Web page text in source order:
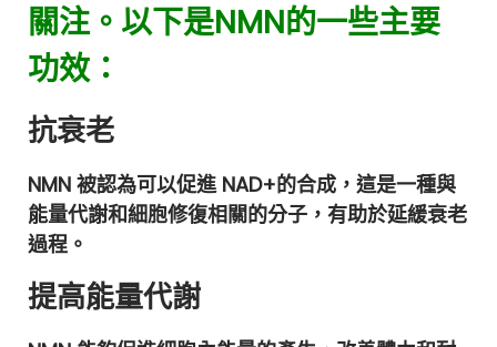
關注。以下是NMN的一些主要
功效：
抗衰老
NMN 被認為可以促進 NAD+的合成，這是一種與
能量代謝和細胞修復相關的分子，有助於延緩衰老
過程。
提高能量代謝